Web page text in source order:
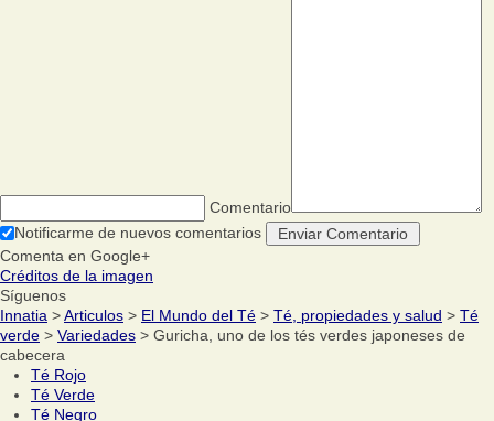
Comentario
Notificarme de nuevos comentarios
Comenta en Google+
Créditos de la imagen
Síguenos
Innatia >Articulos > El Mundo del Té > Té, propiedades y salud > Té
verde > Variedades > Guricha, uno de los tés verdes japoneses de
cabecera
Té Rojo
Té Verde
Té Negro